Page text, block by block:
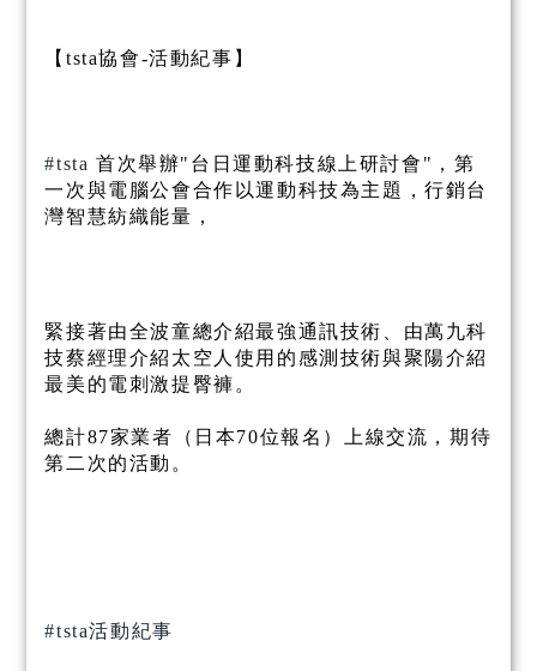
【tsta協會-活動紀事】
#tsta 首次舉辦"台日運動科技線上研討會"，第
一次與電腦公會合作以運動科技為主題，行銷台
灣智慧紡織能量，
緊接著由全波童總介紹最強通訊技術、由萬九科
技蔡經理介紹太空人使用的感測技術與聚陽介紹
最美的電刺激提臀褲。
總計87家業者（日本70位報名）上線交流，期待
第二次的活動。
#tsta活動紀事